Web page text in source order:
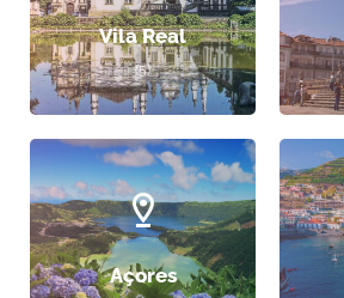
Vila Real
(5)
Açores